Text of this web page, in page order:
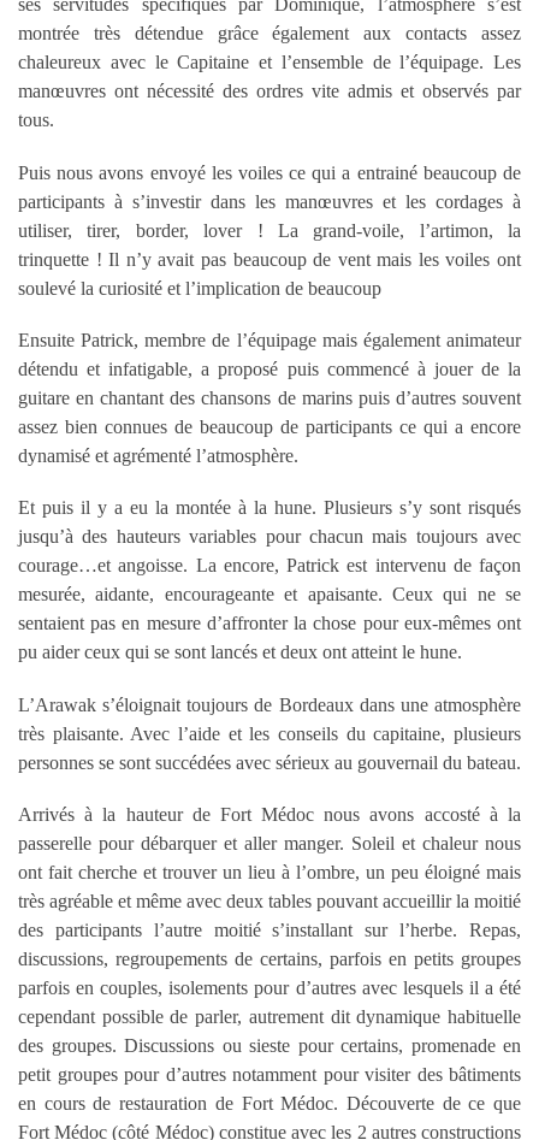
ses servitudes spécifiques par Dominique, l’atmosphère s’est
montrée très détendue grâce également aux contacts assez
chaleureux avec le Capitaine et l’ensemble de l’équipage. Les
manœuvres ont nécessité des ordres vite admis et observés par
tous.
Puis nous avons envoyé les voiles ce qui a entrainé beaucoup de
participants à s’investir dans les manœuvres et les cordages à
utiliser, tirer, border, lover ! La grand-voile, l’artimon, la
trinquette ! Il n’y avait pas beaucoup de vent mais les voiles ont
soulevé la curiosité et l’implication de beaucoup
Ensuite Patrick, membre de l’équipage mais également animateur
détendu et infatigable, a proposé puis commencé à jouer de la
guitare en chantant des chansons de marins puis d’autres souvent
assez bien connues de beaucoup de participants ce qui a encore
dynamisé et agrémenté l’atmosphère.
Et puis il y a eu la montée à la hune. Plusieurs s’y sont risqués
jusqu’à des hauteurs variables pour chacun mais toujours avec
courage…et angoisse. La encore, Patrick est intervenu de façon
mesurée, aidante, encourageante et apaisante. Ceux qui ne se
sentaient pas en mesure d’affronter la chose pour eux-mêmes ont
pu aider ceux qui se sont lancés et deux ont atteint le hune.
L’Arawak s’éloignait toujours de Bordeaux dans une atmosphère
très plaisante. Avec l’aide et les conseils du capitaine, plusieurs
personnes se sont succédées avec sérieux au gouvernail du bateau.
Arrivés à la hauteur de Fort Médoc nous avons accosté à la
passerelle pour débarquer et aller manger. Soleil et chaleur nous
ont fait cherche et trouver un lieu à l’ombre, un peu éloigné mais
très agréable et même avec deux tables pouvant accueillir la moitié
des participants l’autre moitié s’installant sur l’herbe. Repas,
discussions, regroupements de certains, parfois en petits groupes
parfois en couples, isolements pour d’autres avec lesquels il a été
cependant possible de parler, autrement dit dynamique habituelle
des groupes. Discussions ou sieste pour certains, promenade en
petit groupes pour d’autres notamment pour visiter des bâtiments
en cours de restauration de Fort Médoc. Découverte de ce que
Fort Médoc (côté Médoc) constitue avec les 2 autres constructions